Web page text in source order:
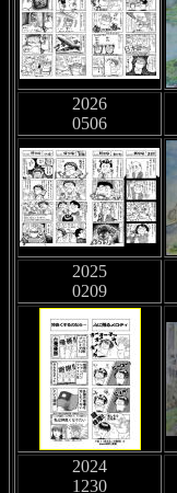
2026
0506
2025
0209
2024
1230